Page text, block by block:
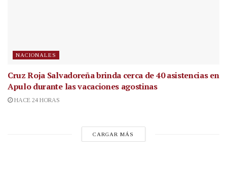
NACIONALES
Cruz Roja Salvadoreña brinda cerca de 40 asistencias en
Apulo durante las vacaciones agostinas
HACE 24 HORAS
CARGAR MÁS